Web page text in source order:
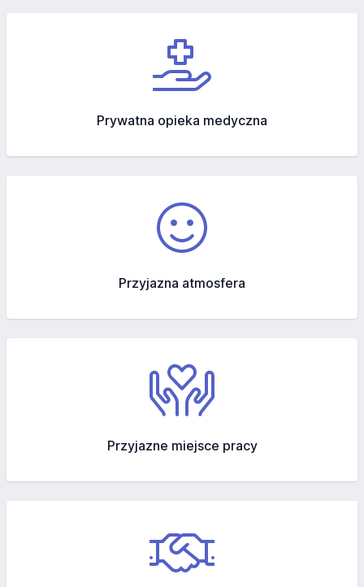
Prywatna opieka medyczna
Przyjazna atmosfera
Przyjazne miejsce pracy